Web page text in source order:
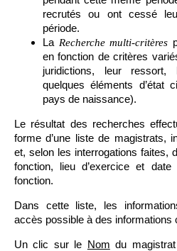
recrutés ou ont cessé
période.
La Recherche multi-critères
en fonction de critères
juridictions, leur
quelques éléments d’état
pays de naissance).
Le résultat des recherches
forme d’une liste de magistrats,
et, selon les interrogations faites,
fonction, lieu d’exercice et
fonction.
Dans cette liste, les
accès possible à des informations
Un clic sur le Nom du